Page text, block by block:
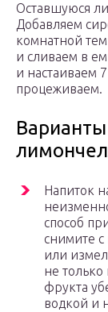
Оставшуюся
Добавляем
комнатной
и сливаем в
и настаиваем
процеживаем.
Напиток
способ
снимите с
или
не
фрукта
водкой и